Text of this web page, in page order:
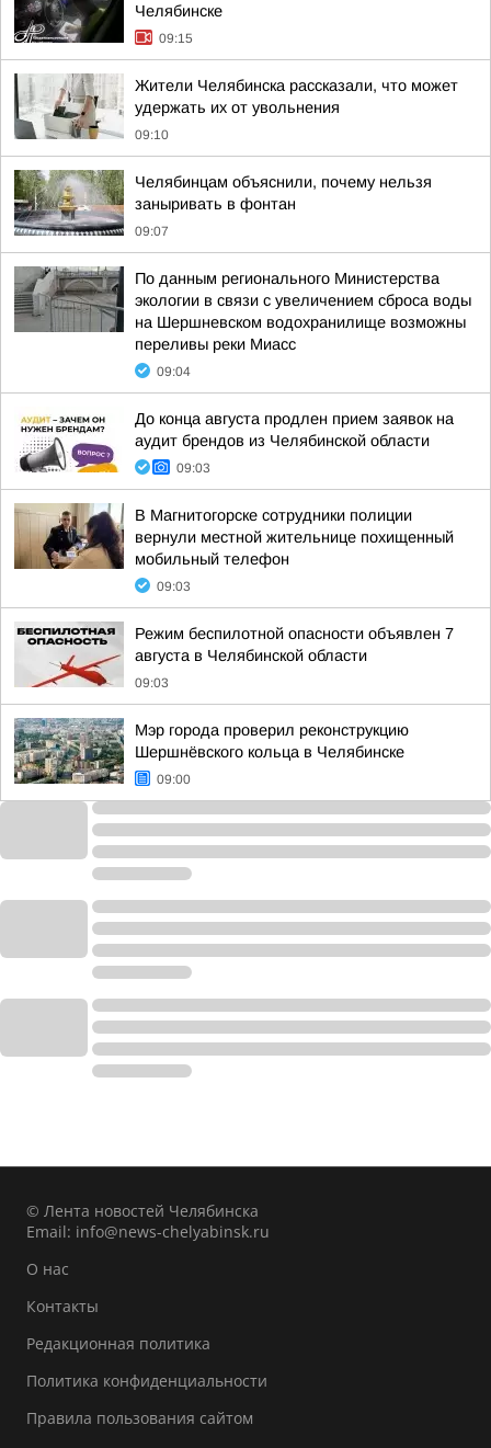
Челябинске
09:15
Жители Челябинска рассказали, что может
удержать их от увольнения
09:10
Челябинцам объяснили, почему нельзя
заныривать в фонтан
09:07
По данным регионального Министерства
экологии в связи с увеличением сброса воды
на Шершневском водохранилище возможны
переливы реки Миасс
09:04
До конца августа продлен прием заявок на
аудит брендов из Челябинской области
09:03
В Магнитогорске сотрудники полиции
вернули местной жительнице похищенный
мобильный телефон
09:03
Режим беспилотной опасности объявлен 7
августа в Челябинской области
09:03
Мэр города проверил реконструкцию
Шершнёвского кольца в Челябинске
09:00
© Лента новостей Челябинска
Email: info@news-chelyabinsk.ru
О нас
Контакты
Редакционная политика
Политика конфиденциальности
Правила пользования сайтом